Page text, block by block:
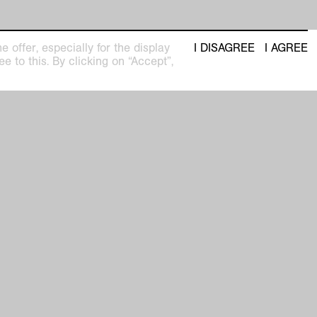
offer, especially for the display
to this. By clicking on “Accept”,
I DISAGREE I AGREE